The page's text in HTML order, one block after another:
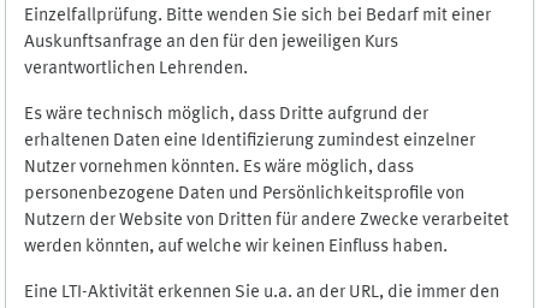
Einzelfallprüfung. Bitte wenden Sie sich bei Bedarf mit einer
Auskunftsanfrage an den für den jeweiligen Kurs
verantwortlichen Lehrenden.
Es wäre technisch möglich, dass Dritte aufgrund der
erhaltenen Daten eine Identifizierung zumindest einzelner
Nutzer vornehmen könnten. Es wäre möglich, dass
personenbezogene Daten und Persönlichkeitsprofile von
Nutzern der Website von Dritten für andere Zwecke verarbeitet
werden könnten, auf welche wir keinen Einfluss haben.
Eine LTI-Aktivität erkennen Sie u.a. an der URL, die immer den